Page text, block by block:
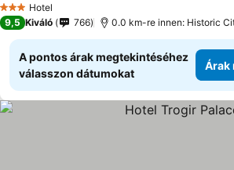
3 Kategória
Hotel
9,5 Kiváló 766 0.0 km-re innen: Historic
A pontos árak megtekintéséhez
válasszon dátumokat
Árak